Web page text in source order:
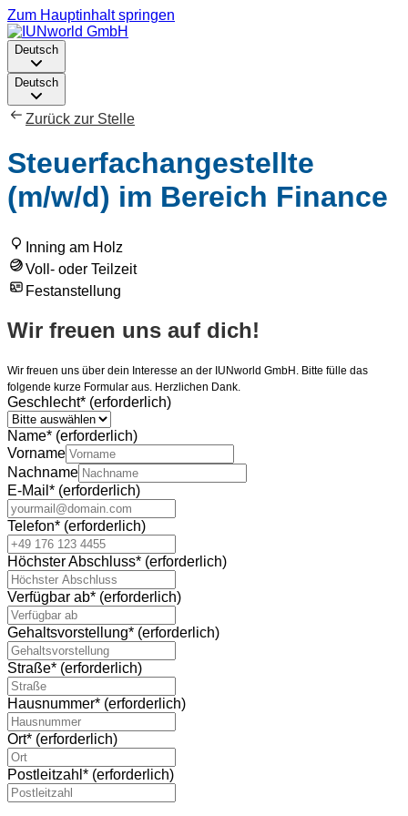
Zum Hauptinhalt springen
Deutsch
Deutsch
Zurück zur Stelle
Steuerfachangestellte
(m/w/d) im Bereich Finance
Inning am Holz
Voll- oder Teilzeit
Festanstellung
Wir freuen uns auf dich!
Wir freuen uns über dein Interesse an der IUNworld GmbH. Bitte fülle das
folgende kurze Formular aus. Herzlichen Dank.
Geschlecht* (erforderlich)
Name* (erforderlich)
Vorname
Nachname
E-Mail * (erforderlich)
Telefon* (erforderlich)
Höchster Abschluss* (erforderlich)
Verfügbar ab* (erforderlich)
Gehaltsvorstellung* (erforderlich)
Straße* (erforderlich)
Hausnummer* (erforderlich)
Ort* (erforderlich)
Postleitzahl * (erforderlich)